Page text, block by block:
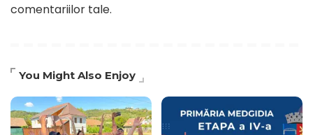
comentariilor tale.
You Might Also Enjoy